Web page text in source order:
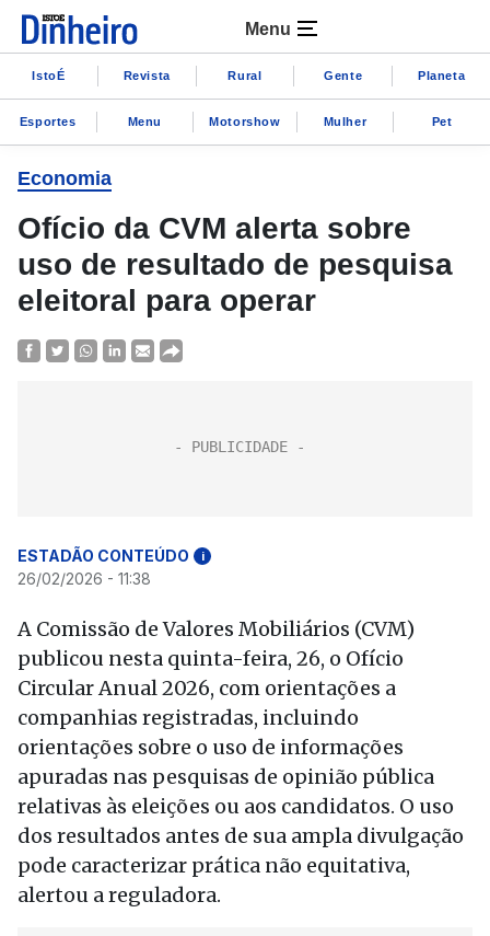
Menu
IstoÉ Revista Rural Gente Planeta
Esportes Menu Motorshow Mulher Pet
Economia
Ofício da CVM alerta sobre
uso de resultado de pesquisa
eleitoral para operar
ESTADÃO CONTEÚDO i
26/02/2026 - 11:38
A Comissão de Valores Mobiliários (CVM)
publicou nesta quinta-feira, 26, o Ofício
Circular Anual 2026, com orientações a
companhias registradas, incluindo
orientações sobre o uso de informações
apuradas nas pesquisas de opinião pública
relativas às eleições ou aos candidatos. O uso
dos resultados antes de sua ampla divulgação
pode caracterizar prática não equitativa,
alertou a reguladora.